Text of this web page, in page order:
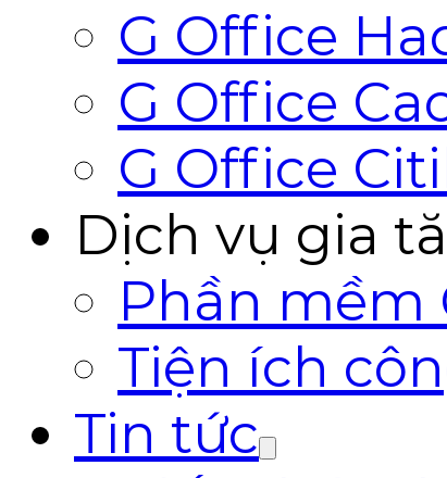
G Office
G Office
G Office
Dịch vụ gia
Phần mềm
Tiện ích
Tin tức